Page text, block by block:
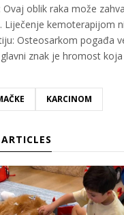
Ovaj oblik raka može
Liječenje kemoterapijom
Osteosarkom pogađa
znak je hromost
KARCINOM